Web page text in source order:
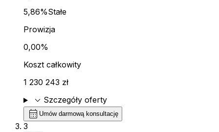
5,86%Stałe
Prowizja
0,00%
Koszt całkowity
1 230 243 zł
expand_more Szczegóły oferty
calendar_month Umów darmową konsultację
3